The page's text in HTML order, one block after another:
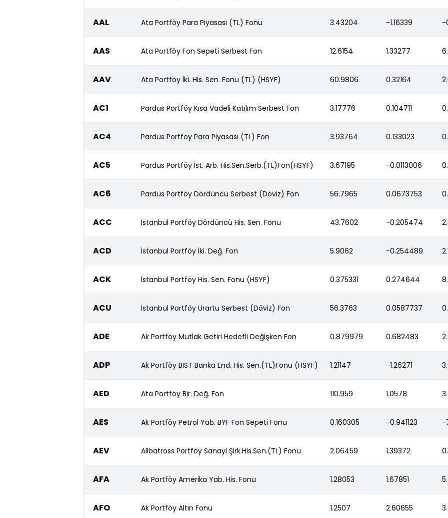
AAL Ata Portföy Para Piyasası (TL) Fonu 3.43204 -1.16339 -
AAS Ata Portföy Fon Sepeti Serbest Fon 12.6154 1.33277
AAV Ata Portföy İki. His. Sen. Fonu (TL) (HSYF) 60.9806 0.32164
AC1 Pardus Portföy Kısa Vadeli Katılım Serbest Fon 3.17776 0.104711
AC4 Pardus Portföy Para Piyasası (TL) Fon 3.93764 0.133023
AC5 Pardus Portföy İst. Arb. His.Sen.Serb.(TL)Fon(HSYF) 3.67195 -0.0113006
AC6 Pardus Portföy Dördüncü Serbest (Döviz) Fon 56.7965 0.0673753
ACC İstanbul Portföy Dördüncü His. Sen. Fonu 43.7602 -0.205474
ACD İstanbul Portföy İki. Değ. Fon 5.9062 -0.254489
ACK İstanbul Portföy His. Sen. Fonu (HSYF) 0.375331 0.274644
ACU İstanbul Portföy Urartu Serbest (Döviz) Fon 56.3763 0.0587737
ADE Ak Portföy Mutlak Getiri Hedefli Değişken Fon 0.879979 0.682483
ADP Ak Portföy BIST Banka End. His. Sen.(TL)Fonu (HSYF) 1.21147 -1.26271
AED Ata Portföy Bir. Değ. Fon 110.959 1.0578
AES Ak Portföy Petrol Yab. BYF Fon Sepeti Fonu 0.160305 -0.941123 -
AEV Allbatross Portföy Sanayi Şirk.His.Sen.(TL) Fonu 2.06459 1.39372
AFA Ak Portföy Amerika Yab. His. Fonu 1.28053 1.67851
AFO Ak Portföy Altın Fonu 1.2507 2.60655